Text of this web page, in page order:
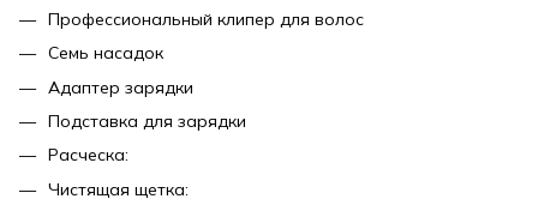
Профессиональный клипер для волос
Семь насадок
Адаптер зарядки
Подставка для зарядки
Расческа:
Чистящая щетка: